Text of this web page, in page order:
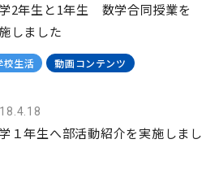
2年生と1年生 数学合同授業を
しました
校生活 動画コンテンツ
１年生へ部活動紹介を実施しまし